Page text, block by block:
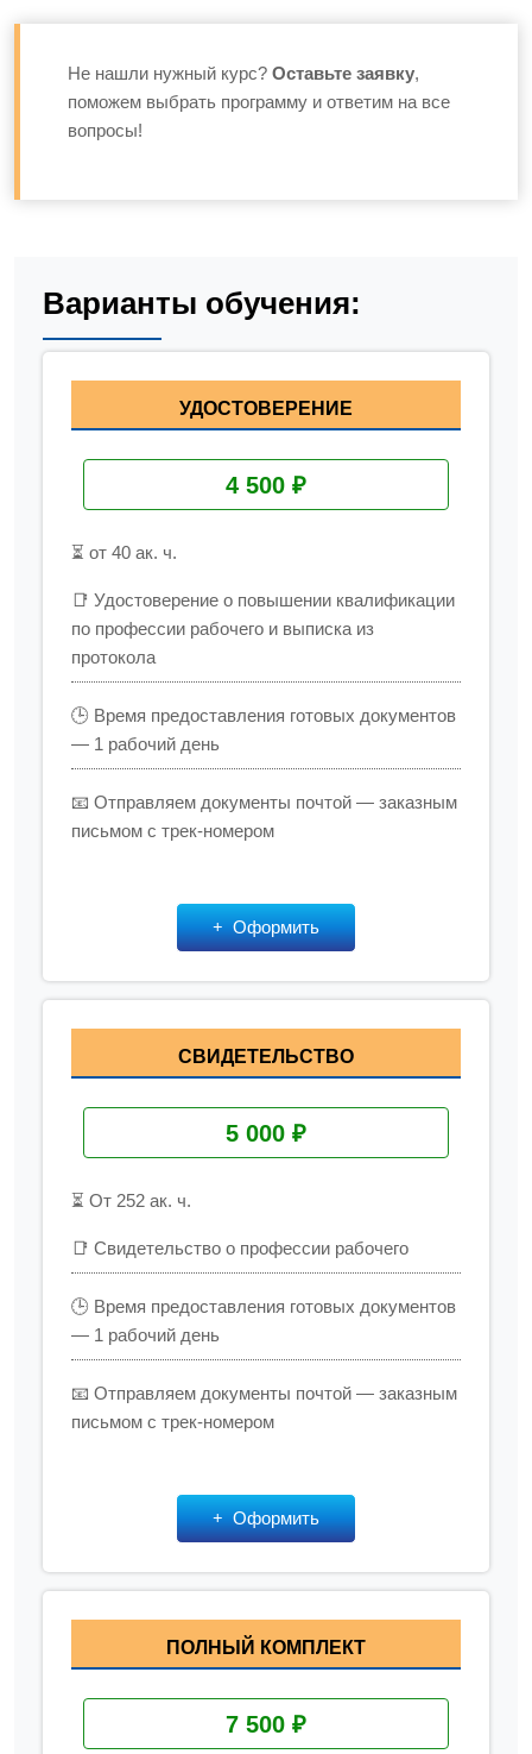
Не нашли нужный курс? Оставьте заявку,
поможем выбрать программу и ответим на все
вопросы!
Варианты обучения:
УДОСТОВЕРЕНИЕ
4 500 ₽
⏳ от 40 ак. ч.
📑 Удостоверение о повышении квалификации
по профессии рабочего и выписка из
протокола
🕒 Время предоставления готовых документов
— 1 рабочий день
📧 Отправляем документы почтой — заказным
письмом с трек-номером
Оформить
СВИДЕТЕЛЬСТВО
5 000 ₽
⏳ От 252 ак. ч.
📑 Свидетельство о профессии рабочего
🕒 Время предоставления готовых документов
— 1 рабочий день
📧 Отправляем документы почтой — заказным
письмом с трек-номером
Оформить
ПОЛНЫЙ КОМПЛЕКТ
7 500 ₽